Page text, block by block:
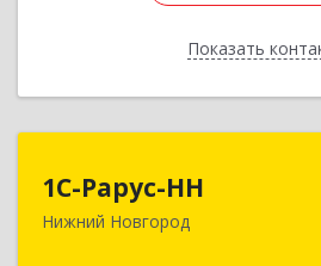
ПоказатьНазад
1С-Рарус-НН
Нижний Новгород
603093, Нижегородская